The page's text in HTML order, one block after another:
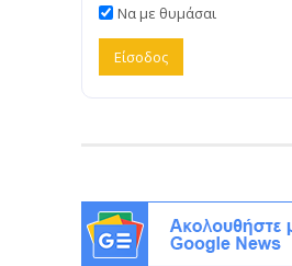
Να με θυμάσαι